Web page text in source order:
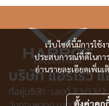
เว็บไซต์นี้มีการใช้
ประสบการณ์ที่ดีในกา
อ่านรายละเอียดเพิ่มเ
ตั้งค่าคุก
บริษัท แอร์โรว์
ที่อยู่บริษัท : เลขที่ 3,3/1,3/